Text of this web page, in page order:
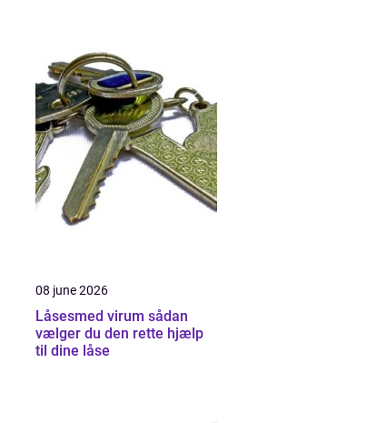
08 june 2026
Låsesmed virum sådan
vælger du den rette hjælp
til dine låse